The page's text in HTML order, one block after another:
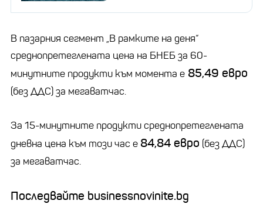
В пазарния сегмент „В рамките на деня“
среднопретеглената цена на БНЕБ за 60-
минутните продукти към момента е 85,49 евро
(без ДДС) за мегаватчас.
За 15-минутните продукти среднопретеглената
дневна цена към този час е 84,84 евро (без ДДС)
за мегаватчас.
Последвайте businessnovinite.bg